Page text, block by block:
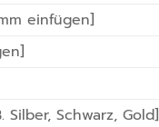
einfügen]
Schwarz, Gold]